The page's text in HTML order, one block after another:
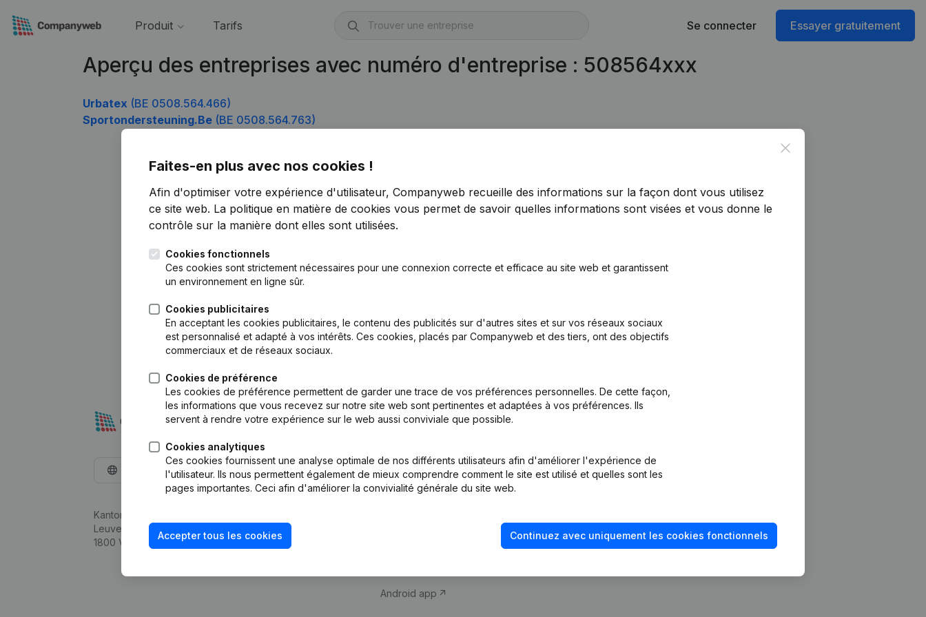
Produit Tarifs Se connecter Essayer gratuitement
Aperçu des entreprises avec numéro d'entreprise : 508564xxx
Urbatex (BE 0508.564.466)
Sportondersteuning.Be (BE 0508.564.763)
Close
Faites-en plus avec nos cookies !
Afin d'optimiser votre expérience d'utilisateur, Companyweb recueille des informations sur la façon dont vous utilisez
ce site web. La politique en matière de cookies vous permet de savoir quelles informations sont visées et vous donne le
contrôle sur la manière dont elles sont utilisées.
Cookies fonctionnels
Ces cookies sont strictement nécessaires pour une connexion correcte et efficace au site web et garantissent
un environnement en ligne sûr.
Cookies publicitaires
En acceptant les cookies publicitaires, le contenu des publicités sur d'autres sites et sur vos réseaux sociaux
est personnalisé et adapté à vos intérêts. Ces cookies, placés par Companyweb et des tiers, ont des objectifs
commerciaux et de réseaux sociaux.
Cookies de préférence
Les cookies de préférence permettent de garder une trace de vos préférences personnelles. De cette façon,
les informations que vous recevez sur notre site web sont pertinentes et adaptées à vos préférences. Ils
servent à rendre votre expérience sur le web aussi conviviale que possible.
Cookies analytiques
Ces cookies fournissent une analyse optimale de nos différents utilisateurs afin d'améliorer l'expérience de
l'utilisateur. Ils nous permettent également de mieux comprendre comment le site est utilisé et quelles sont les
pages importantes. Ceci afin d'améliorer la convivialité générale du site web.
Accepter tous les cookies Continuez avec uniquement les cookies fonctionnels
Français
Kantorenpark Everest
Leuvensesteenweg 248D,
1800 Vilvoorde
Produit
d’entreprise
Monitoring
Android app
fraude
Consulter des comptes annuels
Vérification de la solvabilité